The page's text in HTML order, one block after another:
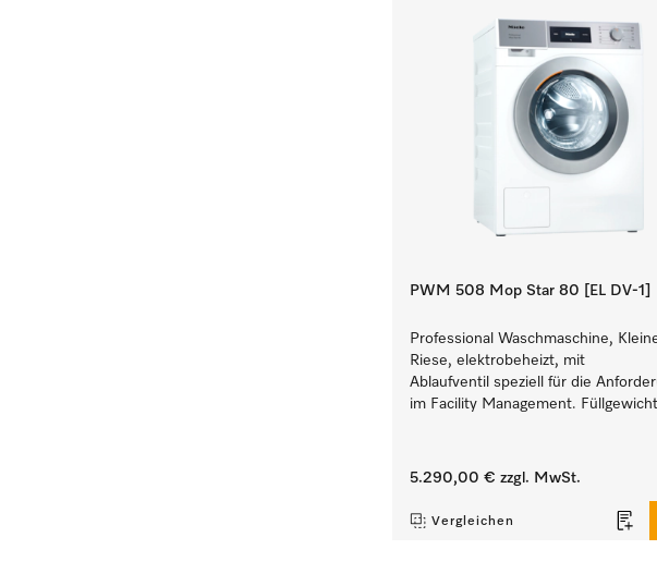
PWM 508 Mop Star 80 [EL DV-1]
Professional Waschmaschine,
Riese, elektrobeheizt, mit
Ablaufventil speziell für die
im Facility Management.
5.290,00 € zzgl. MwSt.
Vergleichen